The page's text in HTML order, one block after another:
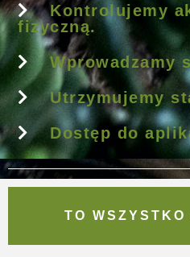
Kontrolujemy
fizyczną.
Wprowadzamy
Utrzymujemy
Dostęp do
TO